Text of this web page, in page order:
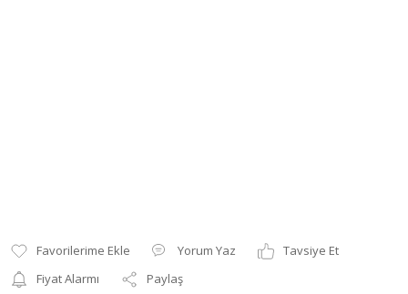
Yorum Yaz
Tavsiye Et
Fiyat Alarmı
Paylaş